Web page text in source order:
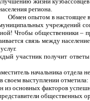
региона.
Обмен опытом в настоящее
учреждений
Чтобы общественники –
связь между
участник получит
начальника
выступлении
из основных факторов
общественных